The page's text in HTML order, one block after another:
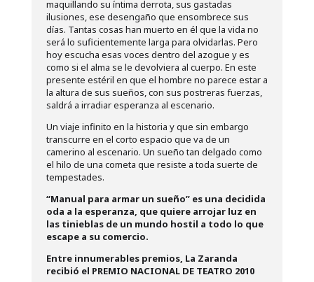
maquillando su íntima derrota, sus gastadas
ilusiones, ese desengaño que ensombrece sus
días. Tantas cosas han muerto en él que la vida no
será lo suficientemente larga para olvidarlas. Pero
hoy escucha esas voces dentro del azogue y es
como si el alma se le devolviera al cuerpo. En este
presente estéril en que el hombre no parece estar a
la altura de sus sueños, con sus postreras fuerzas,
saldrá a irradiar esperanza al escenario.
Un viaje infinito en la historia y que sin embargo
transcurre en el corto espacio que va de un
camerino al escenario. Un sueño tan delgado como
el hilo de una cometa que resiste a toda suerte de
tempestades.
“Manual para armar un sueño” es una decidida
oda a la esperanza, que quiere arrojar luz en
las tinieblas de un mundo hostil a todo lo que
escape a su comercio.
Entre innumerables premios, La Zaranda
recibió el PREMIO NACIONAL DE TEATRO 2010